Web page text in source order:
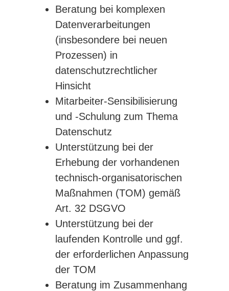
Beratung bei komplexen
Datenverarbeitungen
(insbesondere bei neuen
Prozessen) in
datenschutzrechtlicher
Hinsicht
Mitarbeiter-Sensibilisierung
und -Schulung zum Thema
Datenschutz
Unterstützung bei der
Erhebung der vorhandenen
technisch-organisatorischen
Maßnahmen (TOM) gemäß
Art. 32 DSGVO
Unterstützung bei der
laufenden Kontrolle und ggf.
der erforderlichen Anpassung
der TOM
Beratung im Zusammenhang